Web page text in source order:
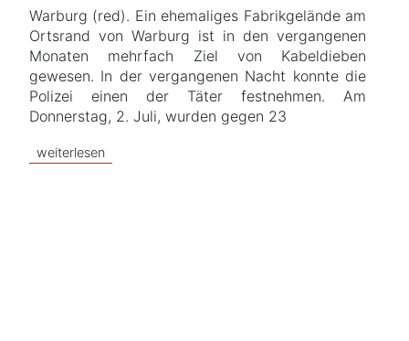
Warburg (red). Ein ehemaliges Fabrikgelände am
Ortsrand von Warburg ist in den vergangenen
Monaten mehrfach Ziel von Kabeldieben
gewesen. In der vergangenen Nacht konnte die
Polizei einen der Täter festnehmen. Am
Donnerstag, 2. Juli, wurden gegen 23
weiterlesen